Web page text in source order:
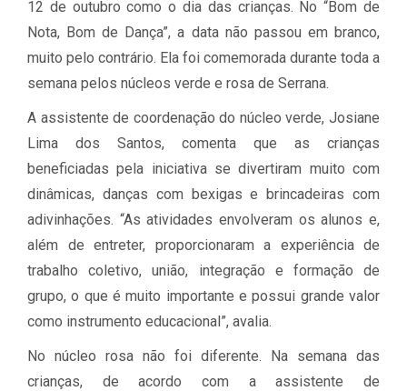
12 de outubro como o dia das crianças. No “Bom de
Nota, Bom de Dança”, a data não passou em branco,
muito pelo contrário. Ela foi comemorada durante toda a
semana pelos núcleos verde e rosa de Serrana.
A assistente de coordenação do núcleo verde, Josiane
Lima dos Santos, comenta que as crianças
beneficiadas pela iniciativa se divertiram muito com
dinâmicas, danças com bexigas e brincadeiras com
adivinhações. “As atividades envolveram os alunos e,
além de entreter, proporcionaram a experiência de
trabalho coletivo, união, integração e formação de
grupo, o que é muito importante e possui grande valor
como instrumento educacional”, avalia.
No núcleo rosa não foi diferente. Na semana das
crianças, de acordo com a assistente de